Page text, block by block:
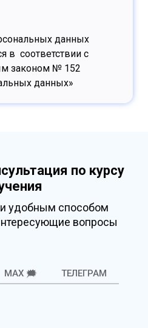
данных
в соответствии с
законом № 152
данных»
по курсу
удобным способом
вопросы
MAX 🗯️ ТЕЛЕГРАМ